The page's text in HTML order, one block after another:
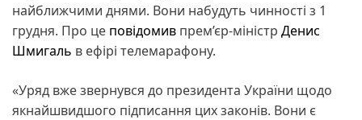
найближчими днями. Вони набудуть чинності з 1
грудня. Про це повідомив прем’єр-міністр Денис
Шмигаль в ефірі телемарафону.
«Уряд вже звернувся до президента України щодо
якнайшвидшого підписання цих законів. Вони є